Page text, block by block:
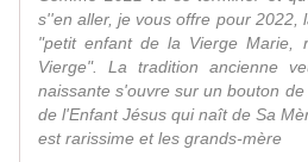
s''en aller, je vous offre pour 2022,
"petit enfant de la Vierge Marie,
Vierge". La tradition ancienne
naissante s'ouvre sur un bouton
de l'Enfant Jésus qui naît de Sa
est rarissime et les grands-mère